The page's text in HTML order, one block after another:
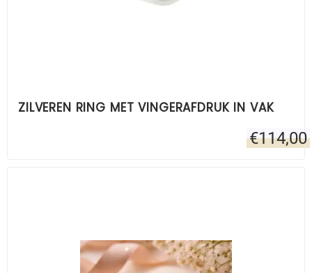
ZILVEREN RING MET VINGERAFDRUK IN VAK
€114,00